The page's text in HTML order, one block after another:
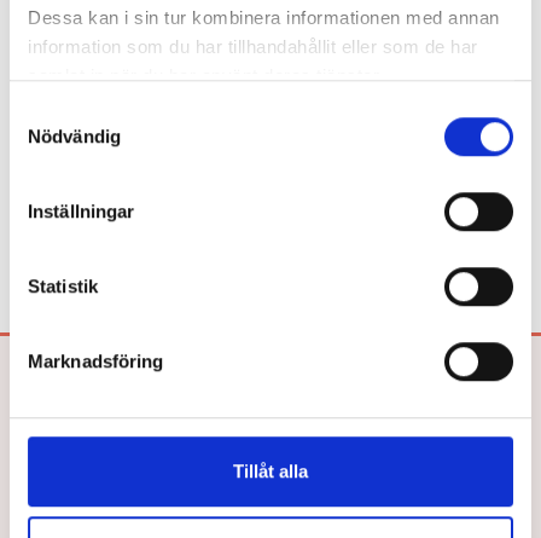
Dessa kan i sin tur kombinera informationen med annan
information som du har tillhandahållit eller som de har
samlat in när du har använt deras tjänster.
Nödvändig
Inställningar
Statistik
Marknadsföring
Tillåt alla
Är du bibliotekarie eller pedagog? Här
köper du in!
böcker hos Adlibris, Bokus eller Läromedia. Spel och Flugo-
dockor? Dem köper du hos Läromedia.
Mejla oss!
Drottninggatan 26
E-post:info@hegas.se